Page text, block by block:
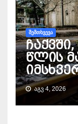
ᲨᲔᲛᲗᲮᲕᲔᲕᲐ
წლის
ᲐᲒᲕ 4, 2026